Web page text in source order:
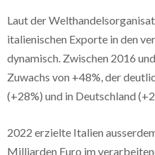
Laut der
italienischen Exporte in den
dynamisch. Zwischen 2016
Zuwachs von +48%, der
(+28%) und in Deutschland
2022 erzielte Italien
Milliarden Euro im